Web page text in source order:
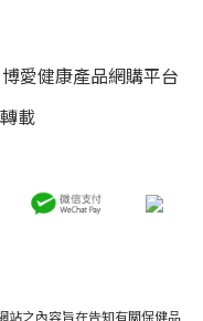
愛健康產品網購平台
載
站之內容旨在告知有關保健品